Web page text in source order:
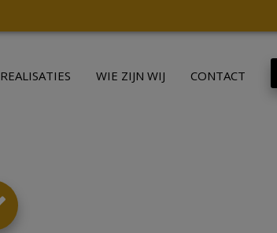
REALISATIES WIE ZIJN WIJ CONTACT